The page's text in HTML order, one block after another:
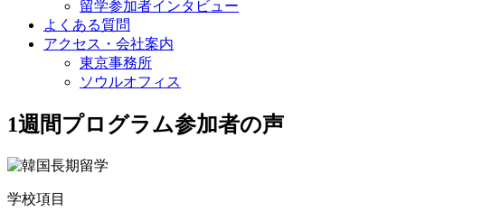
留学参加者インタビュー
よくある質問
アクセス・会社案内
東京事務所
ソウルオフィス
1週間プログラム参加者の声
学校項目